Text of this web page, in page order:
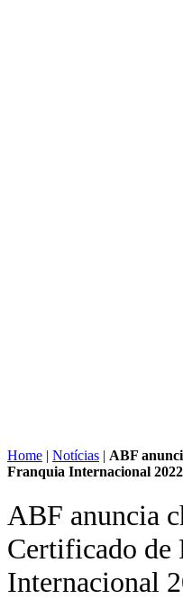
Home | Notícias | ABF
Franquia Internacional 2022
ABF anuncia
Certificado de
Internacional